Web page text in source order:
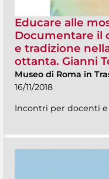
Educare alle
Documentare il
e tradizione
ottanta. Gianni
Museo di Roma in
16/11/2018
Incontri per docenti